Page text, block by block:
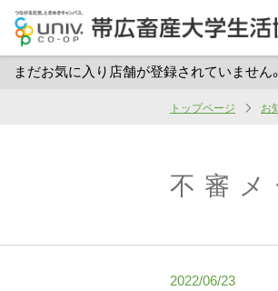
ン
まだお気に入り店舗が登録されていません。
トップページ お
不審
2022/06/23